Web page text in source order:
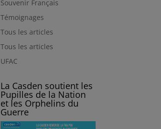
Souvenir Français
Témoignages
Tous les articles
Tous les articles
UFAC
La Casden soutient les
Pupilles de la Nation
et les Orphelins du
Guerre